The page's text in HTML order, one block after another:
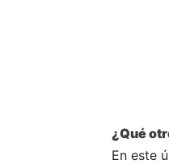
¿Qué
En este